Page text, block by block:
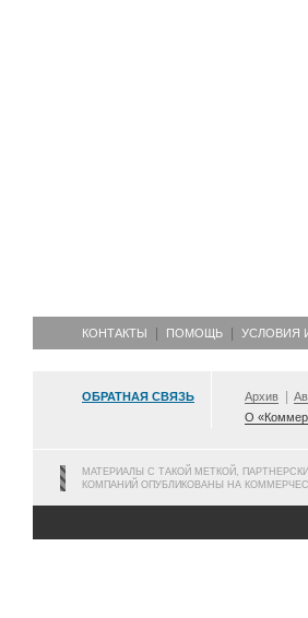
КОНТАКТЫ ПОМОЩЬ УСЛОВИЯ
ОБРАТНАЯ СВЯЗЬ Архив
О
МАТЕРИАЛЫ С ТАКОЙ МЕТКОЙ,
КОМПАНИЙ ОПУБЛИКОВАНЫ НА